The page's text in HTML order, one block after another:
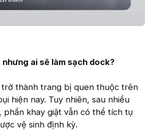
ai sẽ làm sạch dock?
trở thành trang bị quen thuộc trên
hiện nay. Tuy nhiên, sau nhiều
phần khay giặt vẫn có thể tích tụ
vệ sinh định kỳ.